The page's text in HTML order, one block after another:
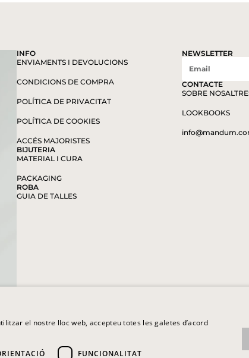
INFO
ENVIAMENTS I DEVOLUCIONS
CONDICIONS DE COMPRA
POLÍTICA DE PRIVACITAT
POLÍTICA DE COOKIES
ACCÉS MAJORISTES
BIJUTERIA
MATERIAL I CURA
PACKAGING
ROBA
GUIA DE TALLES
NEWSLETTER
CONTACTE
SOBRE
LOOKBOOKS
el nostre lloc web, accepteu totes les galetes d’acord
FUNCIONALITAT